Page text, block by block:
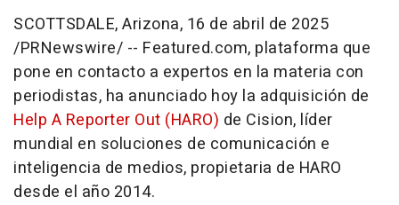
SCOTTSDALE, Arizona, 16 de abril de 2025
/PRNewswire/ -- Featured.com, plataforma que
pone en contacto a expertos en la materia con
periodistas, ha anunciado hoy la adquisición de
Help A Reporter Out (HARO) de Cision, líder
mundial en soluciones de comunicación e
inteligencia de medios, propietaria de HARO
desde el año 2014.